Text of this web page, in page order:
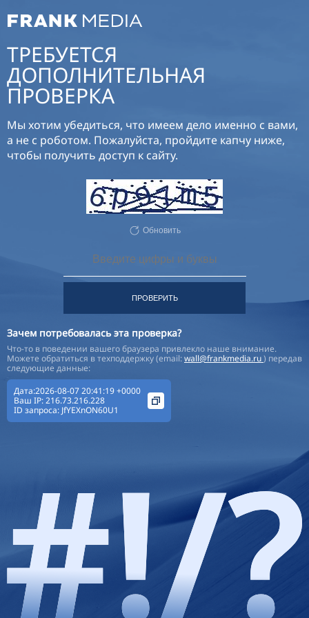
ТРЕБУЕТСЯ
ДОПОЛНИТЕЛЬНАЯ
ПРОВЕРКА
Мы хотим убедиться, что имеем дело именно с вами,
а не с роботом. Пожалуйста, пройдите капчу ниже,
чтобы получить доступ к сайту.
Обновить
ПРОВЕРИТЬ
Зачем потребовалась эта проверка?
Что-то в поведении вашего браузера привлекло наше внимание.
Можете обратиться в техподдержку (email:wall@frankmedia.ru) передав
следующие данные:
Дата:2026-08-07 20:41:19 +0000
Ваш IP:216.73.216.228
ID запроса: JfYEXnON60U1